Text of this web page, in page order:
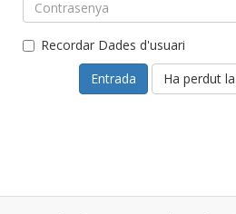
Recordar Dades d'usuari
Ha perdut